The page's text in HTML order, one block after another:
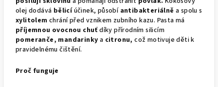
olej dodává bělicíúčinek, působí antibakteriálně a spolu s
xylitolem chrání před vznikem zubního kazu. Pasta má
příjemnou ovocnou chuť díky přírodním silicím
pomeranče, mandarinky a citronu, což motivuje děti k
pravidelnému čištění.
Proč funguje